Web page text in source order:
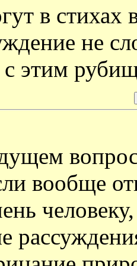
в стихах
не
этим
вообще